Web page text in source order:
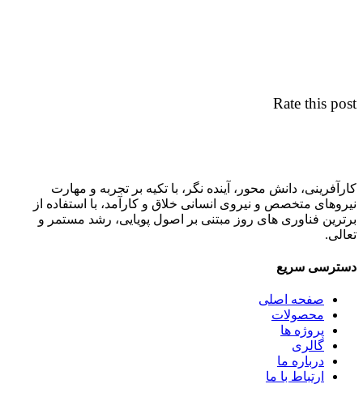
Rate this post
کارآفرینی، دانش محور، آینده نگر، با تکیه بر تجربه و مهارت
نیروهای متخصص و نیروی انسانی خلاق و کارآمد، با استفاده از
برترین فناوری های روز مبتنی بر اصول پویایی، رشد مستمر و
تعالی.
دسترسی سریع
صفحه اصلی
محصولات
پروژه ها
گالری
درباره ما
ارتباط با ما